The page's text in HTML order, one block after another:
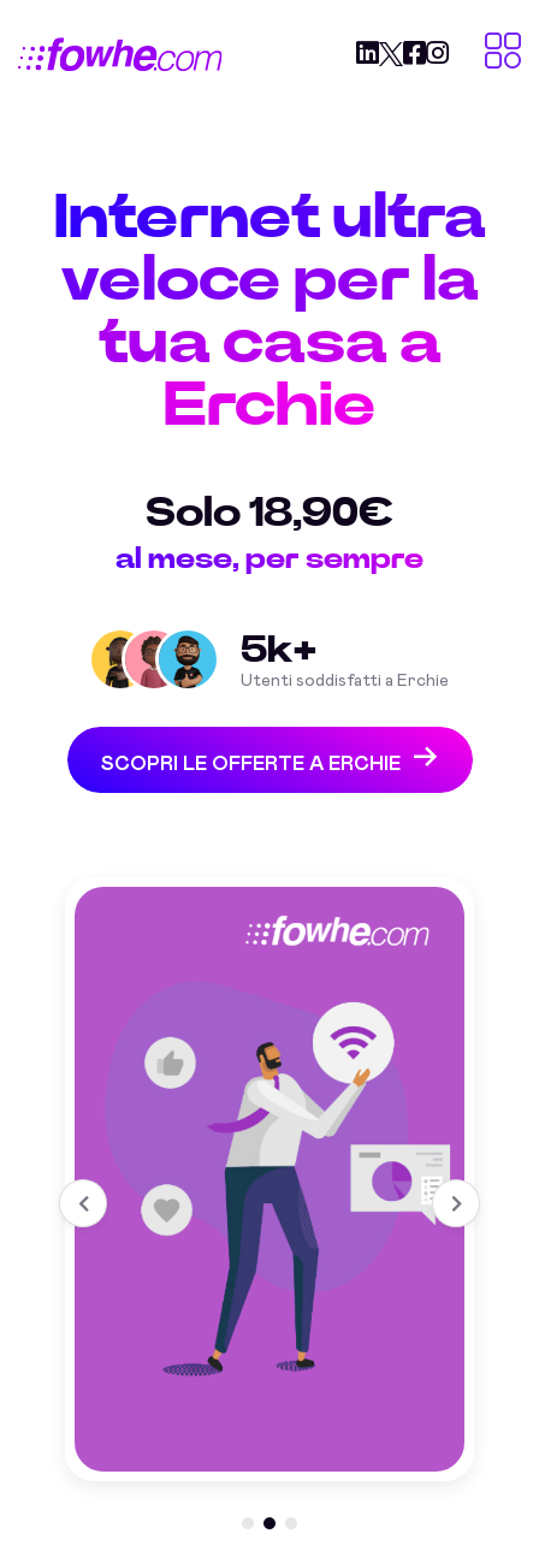
Internet ultra
veloce per la
tua casa a
Erchie
Solo 18,90€
al mese, per sempre
5k+
Utenti soddisfatti a Erchie
SCOPRI LE OFFERTE A ERCHIE